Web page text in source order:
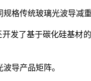
格传统玻璃光波导减重
发了基于碳化硅基材
导产品矩阵。